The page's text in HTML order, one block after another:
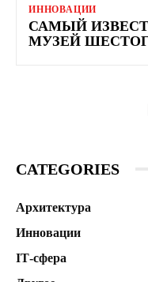
ИННОВАЦИИ
САМЫЙ
МУЗЕЙ
CATEGORIES
Архитектура
Инновации
ІТ-сфера